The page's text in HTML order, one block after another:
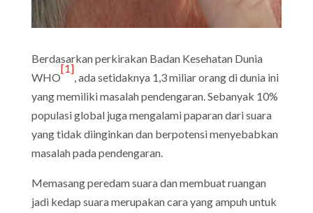
Berdasarkan perkirakan Badan Kesehatan Dunia
WHO
[1]
, ada setidaknya 1,3 miliar orang di dunia ini
yang memiliki masalah pendengaran. Sebanyak 10%
populasi global juga mengalami paparan dari suara
yang tidak diinginkan dan berpotensi menyebabkan
masalah pada pendengaran.
Memasang peredam suara dan membuat ruangan
jadi kedap suara merupakan cara yang ampuh untuk